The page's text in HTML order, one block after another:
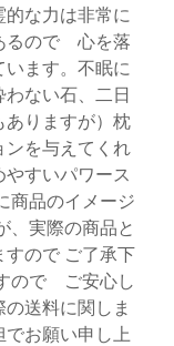
な力は非常に
るので 心を落
ます。不眠に
ない石、二日
ありますが）枕
を与えてくれ
すいパワース
商品のイメージ
、実際の商品と
すので ご了承下
ので ご安心し
送料に関しま
でお願い申し上